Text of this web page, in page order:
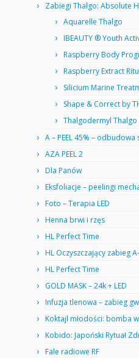
Zabiegi Thalgo: Absolute
Aquarelle Thalgo
IBEAUTY ® Youth
Raspberry Body
Raspberry Extract
Silicium Marine
Shape & Correct by
Thalgodermyl Thalgo
A – PEEL 45% –
AZA PEEL 2
Dla Panów
Eksfoliacje – peelingi
Foto – Terapia LED
Henna brwi i rzęs
HL Perfect Time
HL Oczyszczający zabieg
HL Perfect Time
GOLD MASK – 24k + LED
Infuzja tlenowa – zabieg
Koktajl młodości: bomba
Kobido: Japoński Rytuał
Fale radiowe RF